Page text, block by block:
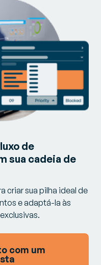
de
sua cadeia de
criar sua pilha ideal de
e adaptá-la às
com um